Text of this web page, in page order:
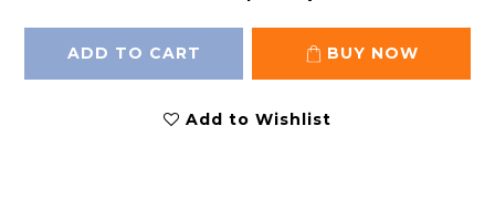
ADD TO CART BUY NOW
Add to Wishlist